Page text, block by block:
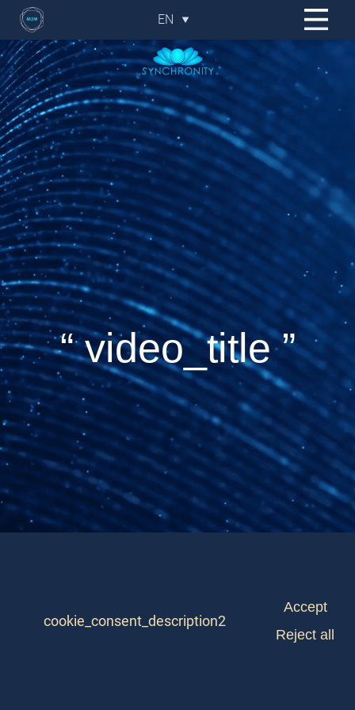
EN
(ES) ESPAÑOL
(EN) ENGLISH
(PT) PORTUGÊS
(FR) FRANÇAIS
(PL) POLSKI
“ video_title ”
cookie_consent_description2
Accept
Reject all